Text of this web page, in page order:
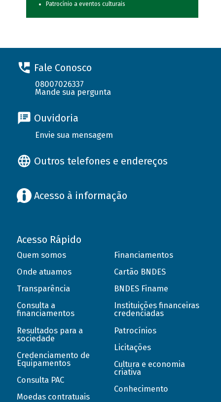
Patrocínio a eventos culturais
Fale Conosco
08007026337
Mande sua pergunta
Ouvidoria
Envie sua mensagem
Outros telefones e endereços
Acesso à informação
Acesso Rápido
Quem somos
Onde atuamos
Transparência
Consulta a
financiamentos
Resultados para a
sociedade
Credenciamento de
Equipamentos
Consulta PAC
Moedas contratuais
Financiamentos
Cartão BNDES
BNDES Finame
Instituições financeiras
credenciadas
Patrocínios
Licitações
Cultura e economia
criativa
Conhecimento